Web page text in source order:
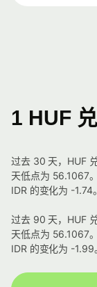
1 HUF
过去 30 天，HUF
天低点为 56.1067
IDR 的变化为 -1.74。
过去 90 天，HUF
天低点为 56.1067
IDR 的变化为 -1.99